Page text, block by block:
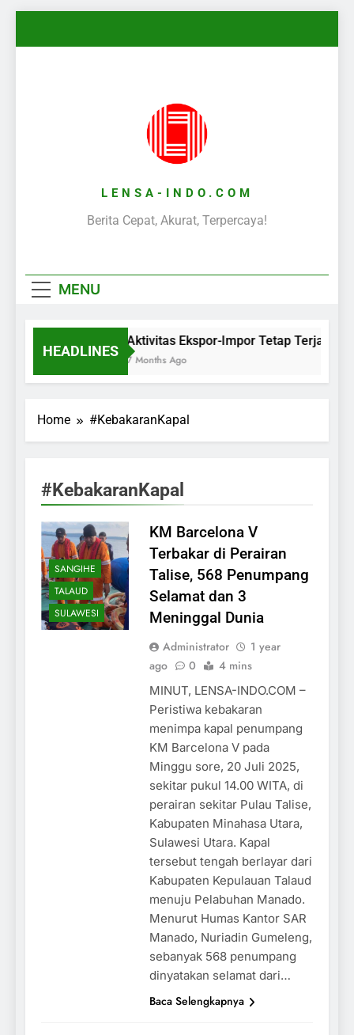
LENSA-INDO.COM
Berita Cepat, Akurat, Terpercaya!
MENU
HEADLINES
Aktivitas Ekspor-Impor Tetap Terjaga
7 Months Ago
Home #KebakaranKapal
#KebakaranKapal
SANGIHE
TALAUD
SULAWESI
KM Barcelona V
Terbakar di Perairan
Talise, 568 Penumpang
Selamat dan 3
Meninggal Dunia
Administrator
1 year
ago
0 4 mins
MINUT, LENSA-INDO.COM –
Peristiwa kebakaran
menimpa kapal penumpang
KM Barcelona V pada
Minggu sore, 20 Juli 2025,
sekitar pukul 14.00 WITA, di
perairan sekitar Pulau Talise,
Kabupaten Minahasa Utara,
Sulawesi Utara. Kapal
tersebut tengah berlayar dari
Kabupaten Kepulauan Talaud
menuju Pelabuhan Manado.
Menurut Humas Kantor SAR
Manado, Nuriadin Gumeleng,
sebanyak 568 penumpang
dinyatakan selamat dari…
Baca Selengkapnya